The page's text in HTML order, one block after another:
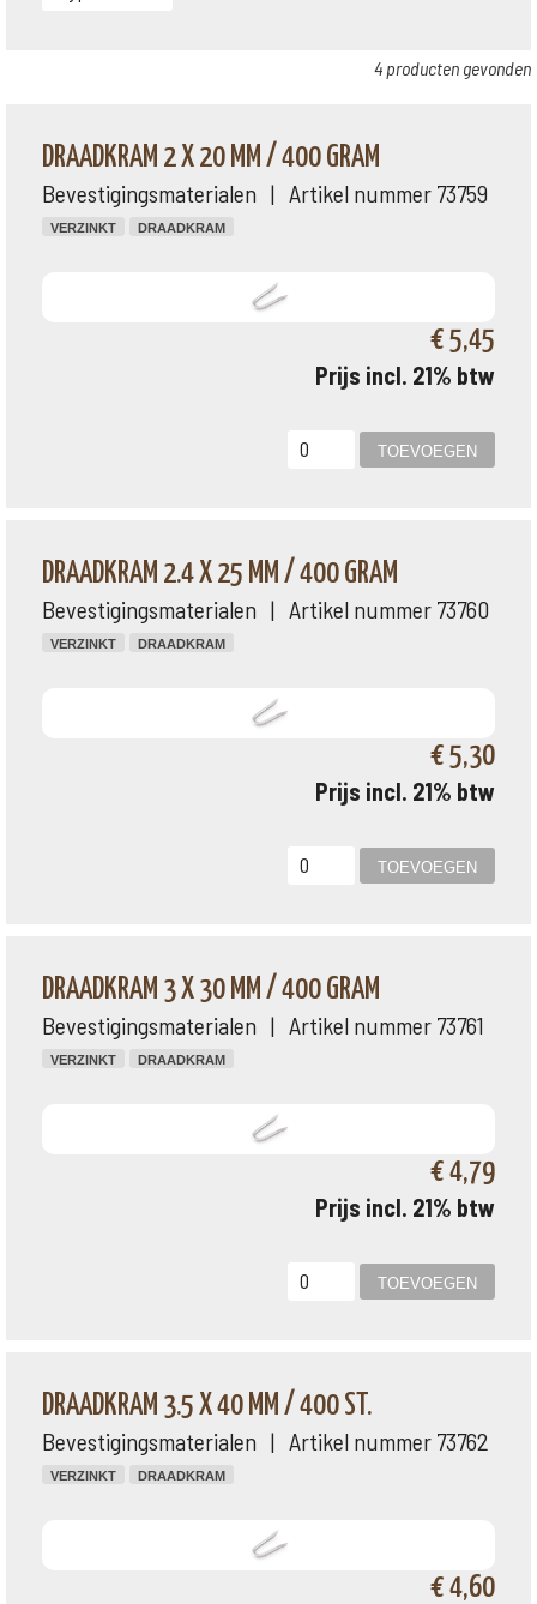
4 producten gevonden
DRAADKRAM 2 X 20 MM / 400 GRAM
Bevestigingsmaterialen | Artikel nummer 73759
VERZINKT DRAADKRAM
€ 5,45
Prijs incl. 21% btw
DRAADKRAM 2.4 X 25 MM / 400 GRAM
Bevestigingsmaterialen | Artikel nummer 73760
VERZINKT DRAADKRAM
€ 5,30
Prijs incl. 21% btw
DRAADKRAM 3 X 30 MM / 400 GRAM
Bevestigingsmaterialen | Artikel nummer 73761
VERZINKT DRAADKRAM
€ 4,79
Prijs incl. 21% btw
DRAADKRAM 3.5 X 40 MM / 400 ST.
Bevestigingsmaterialen | Artikel nummer 73762
VERZINKT DRAADKRAM
€ 4,60